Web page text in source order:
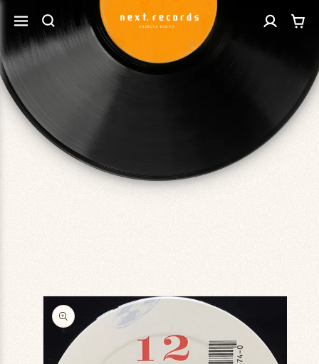
ンツに
進む
グ
イ
ー
商品情
報にス
キップ